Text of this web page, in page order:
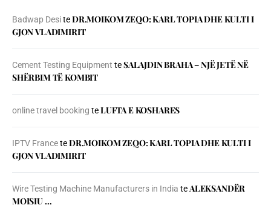
Badwap DesiteDR.MOIKOM ZEQO: KARL TOPIA DHE KULTI I
GJON VLADIMIRIT
Cement Testing Equipment teSALAJDIN BRAHA – NJЁ JETЁ NЁ
SHЁRBIM TЁ KOMBIT
online travel booking teLUFTA E KOSHARES
IPTV FranceteDR.MOIKOM ZEQO: KARL TOPIA DHE KULTI I
GJON VLADIMIRIT
Wire Testing Machine Manufacturers in India teALEKSANDËR
MOISIU …